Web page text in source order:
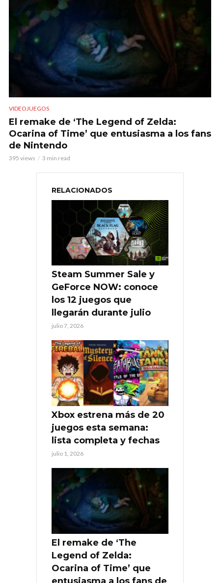
VIDEOJUEGOS
El remake de ‘The Legend of Zelda:
Ocarina of Time’ que entusiasma a los fans
de Nintendo
395 views 3 min read
RELACIONADOS
Steam Summer Sale y
GeForce NOW: conoce
los 12 juegos que
llegarán durante julio
julio 7, 2026
Xbox estrena más de 20
juegos esta semana:
lista completa y fechas
julio 1, 2026
El remake de ‘The
Legend of Zelda:
Ocarina of Time’ que